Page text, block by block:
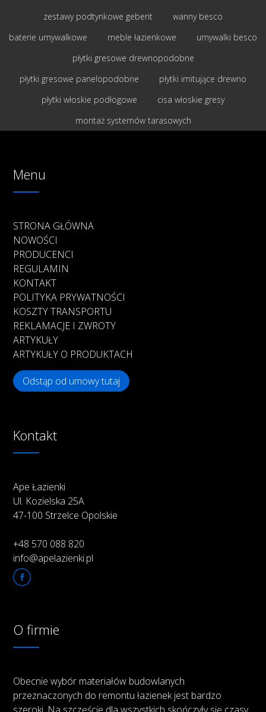
zestawy podtynkowe geberit
wanny besco
baterie umywalkowe
meble łazienkowe
umywalki besco
płytki gresowe drewnopodobne
płytki gresowe panelopodobne
płytki imitujące drewno
płytki włoskie podłogowe
cisa włoskie gresy
montaż systemów tarasowych
Menu
STRONA GŁÓWNA
NOWOŚCI
PRODUCENCI
REGULAMIN
KONTAKT
POLITYKA PRYWATNOŚCI
KOSZTY TRANSPORTU
REKLAMACJE I ZWROTY
ARTYKUŁY
ARTYKUŁY O PRODUKTACH
Odstąp od umowy tutaj
Kontakt
Ape Łazienki
Ul. Kozielska 25A
47-100 Strzelce Opolskie
+48 570 088 820
info@apelazienki.pl
O firmie
Obecnie wybór materiałów budowlanych
przeznaczonych do remontu łazienek jest bardzo